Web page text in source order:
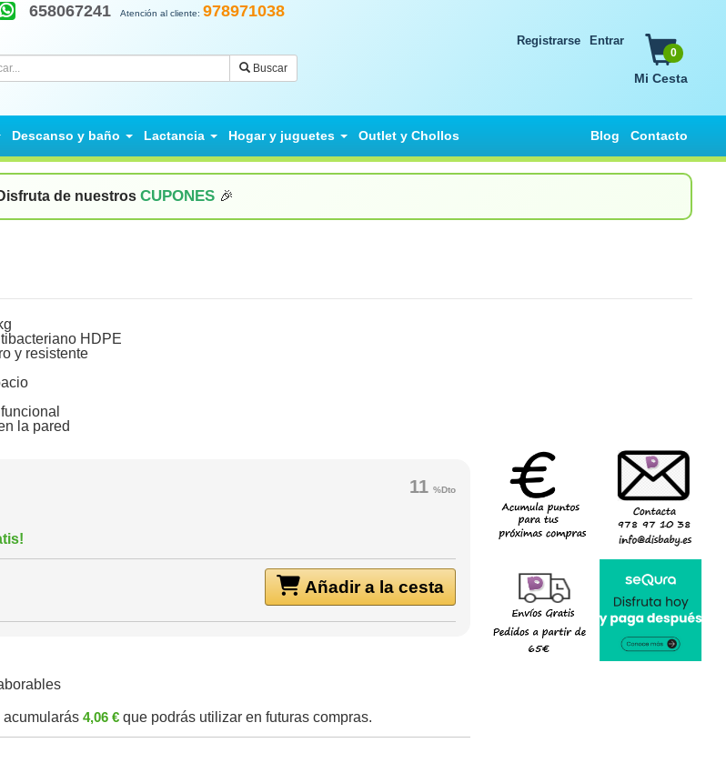
Atención al cliente: 978971038
658067241
Buscar
0
Mi Cesta
Registrarse Entrar
Descanso y baño Lactancia Hogar y juguetes Outlet y Chollos Contacto
Blog
de nuestros CUPONES 🎉
HDPE
y resistente
la pared
11 %Dto
Añadir a la cesta
acumularás 4,06 € que podrás utilizar en futuras compras.